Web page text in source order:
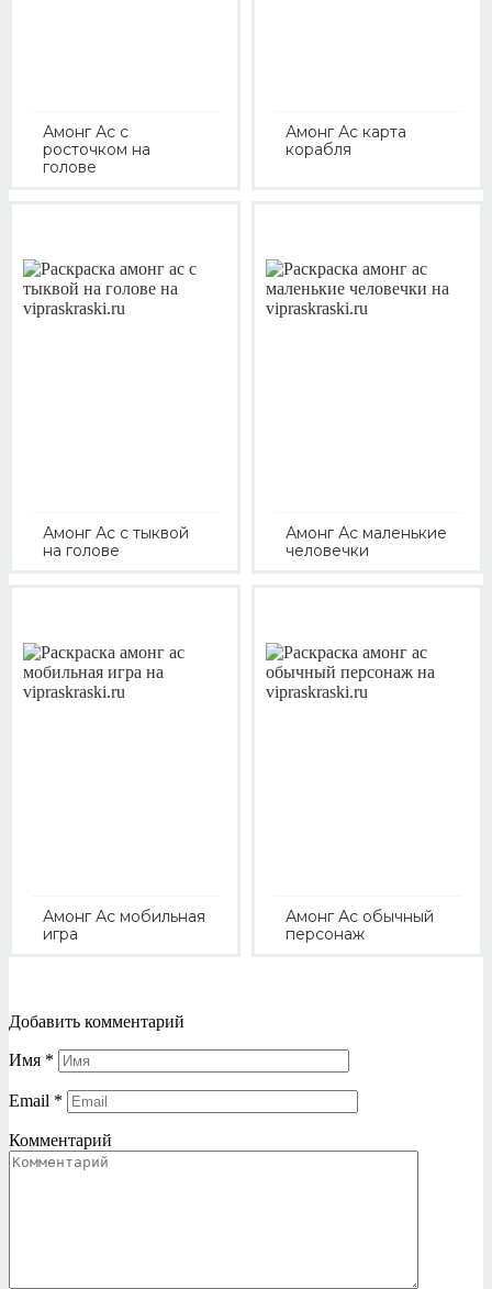
Амонг Ас с
росточком на
голове
Амонг Ас карта
корабля
Амонг Ас с тыквой
на голове
Амонг Ас маленькие
человечки
Амонг Ас мобильная
игра
Амонг Ас обычный
персонаж
Добавить комментарий
Имя *
Email *
Комментарий